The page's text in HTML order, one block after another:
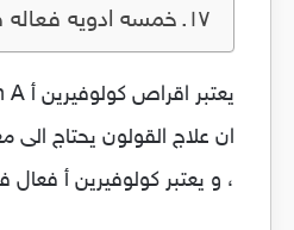
خمسه ادويه
ان علاج القولون يحتاج
، و يعتبر كولوفيرين أ